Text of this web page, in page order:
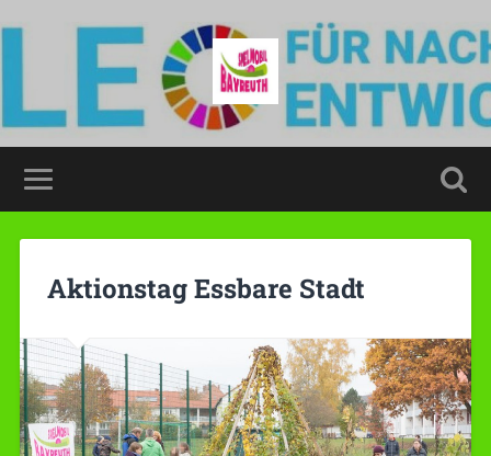
Aktionstag Essbare Stadt